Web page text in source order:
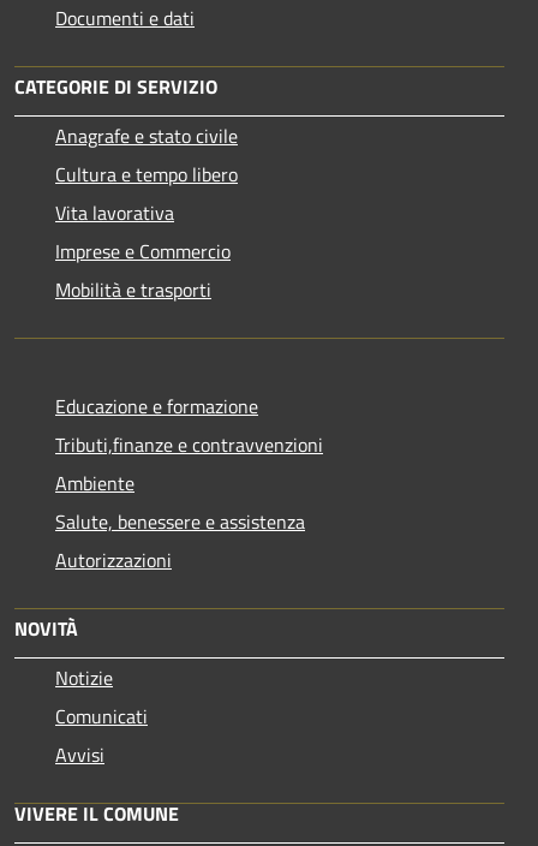
Documenti e dati
CATEGORIE DI SERVIZIO
Anagrafe e stato civile
Cultura e tempo libero
Vita lavorativa
Imprese e Commercio
Mobilità e trasporti
Educazione e formazione
Tributi,finanze e contravvenzioni
Ambiente
Salute, benessere e assistenza
Autorizzazioni
NOVITÀ
Notizie
Comunicati
Avvisi
VIVERE IL COMUNE